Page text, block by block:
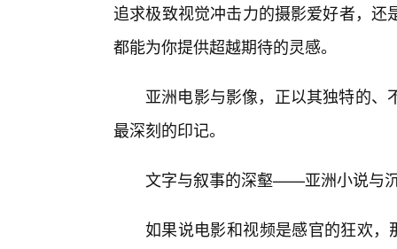
追求极致视觉冲击力的摄影爱好者，
都能为你提供超越期待的灵感。
亚洲电影与影像，正以其独特的
最深刻的印记。
文字与叙事的深壑——亚洲小说与
如果说电影和视频是感官的狂欢，